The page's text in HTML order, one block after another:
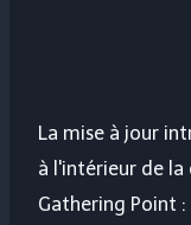
La mise à jour
à l'intérieur de la
Gathering Point